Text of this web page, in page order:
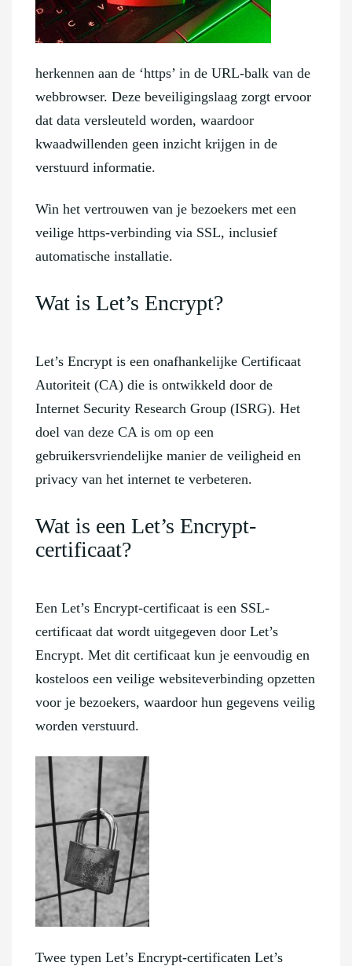
herkennen aan de ‘https’ in de URL-balk van de
webbrowser. Deze beveiligingslaag zorgt ervoor
dat data versleuteld worden, waardoor
kwaadwillenden geen inzicht krijgen in de
verstuurd informatie.
Win het vertrouwen van je bezoekers met een
veilige https-verbinding via SSL, inclusief
automatische installatie.
Wat is Let’s Encrypt?
Let’s Encrypt is een onafhankelijke Certificaat
Autoriteit (CA) die is ontwikkeld door de
Internet Security Research Group (ISRG). Het
doel van deze CA is om op een
gebruikersvriendelijke manier de veiligheid en
privacy van het internet te verbeteren.
Wat is een Let’s Encrypt-
certificaat?
Een Let’s Encrypt-certificaat is een SSL-
certificaat dat wordt uitgegeven door Let’s
Encrypt. Met dit certificaat kun je eenvoudig en
kosteloos een veilige websiteverbinding opzetten
voor je bezoekers, waardoor hun gegevens veilig
worden verstuurd.
Twee typen Let’s Encrypt-certificaten Let’s